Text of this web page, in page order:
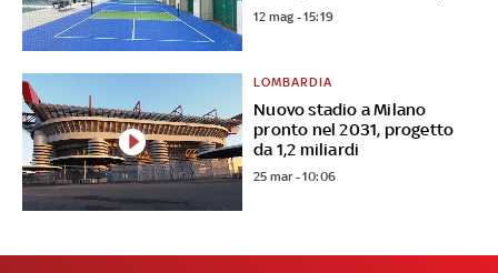
12 mag - 15:19
Nuovo stadio a Milano
pronto nel 2031, progetto
da 1,2 miliardi
LOMBARDIA
25 mar - 10:06